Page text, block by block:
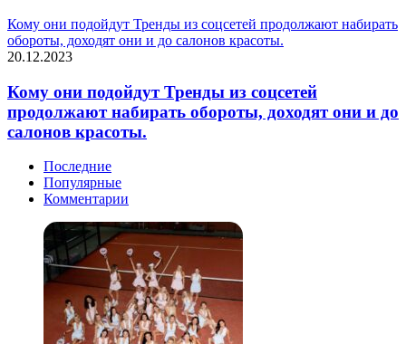
Кому они подойдут Тренды из соцсетей продолжают набирать
обороты, доходят они и до салонов красоты.
20.12.2023
Кому они подойдут Тренды из соцсетей
продолжают набирать обороты, доходят они и до
салонов красоты.
Последние
Популярные
Комментарии